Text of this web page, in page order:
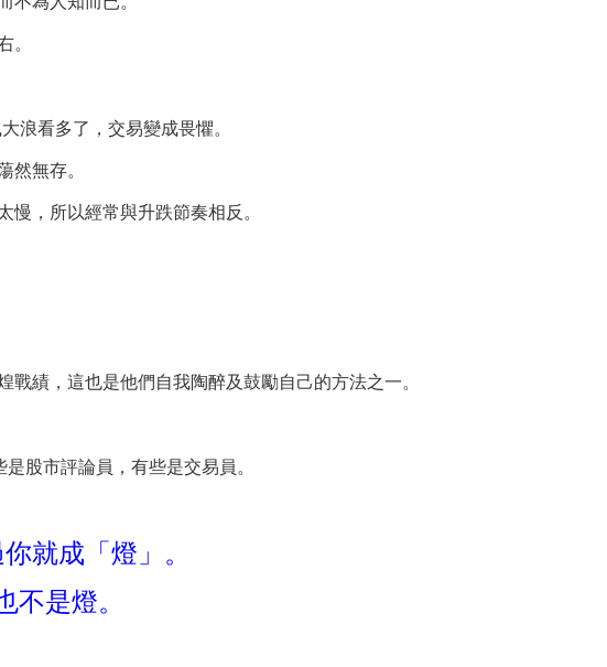
浪看多了，交易變成畏懼。
無存。
，所以經常與升跌節奏相反。
績，這也是他們自我陶醉及鼓勵自己的方法之一。
股市評論員，有些是交易員。
就成「燈」。
是燈。